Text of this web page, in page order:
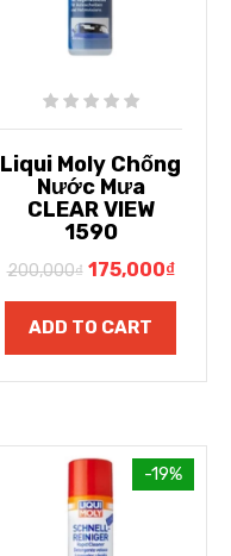
Liqui Moly Chống
Nước Mưa
CLEAR VIEW
1590
200,000₫ 175,000₫
ADD TO CART
-19%